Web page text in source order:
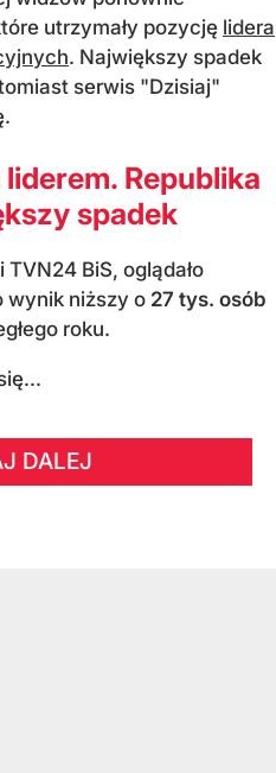
utrzymały pozycję lidera
. Największy spadek
serwis "Dzisiaj"
Republika
spadek
BiS, oglądało
wynik niższy o 27 tys. osób
roku.
DALEJ